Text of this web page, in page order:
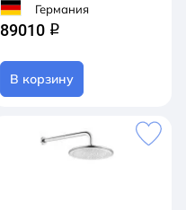
Германия
89010 q
В корзину